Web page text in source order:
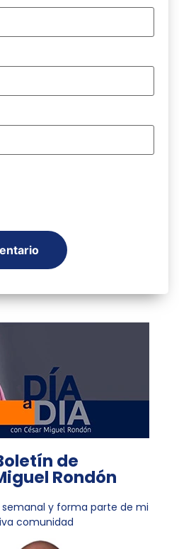
de
Rondón
y forma parte de mi
comunidad